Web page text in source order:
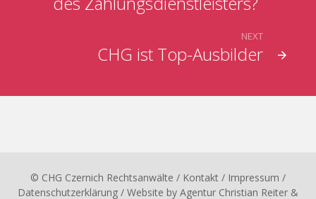
CHG ist Top-Ausbilder
NEXT
© CHG Czernich Rechtsanwälte / Kontakt / Impressum /
Datenschutzerklärung / Website by Agentur Christian Reiter &